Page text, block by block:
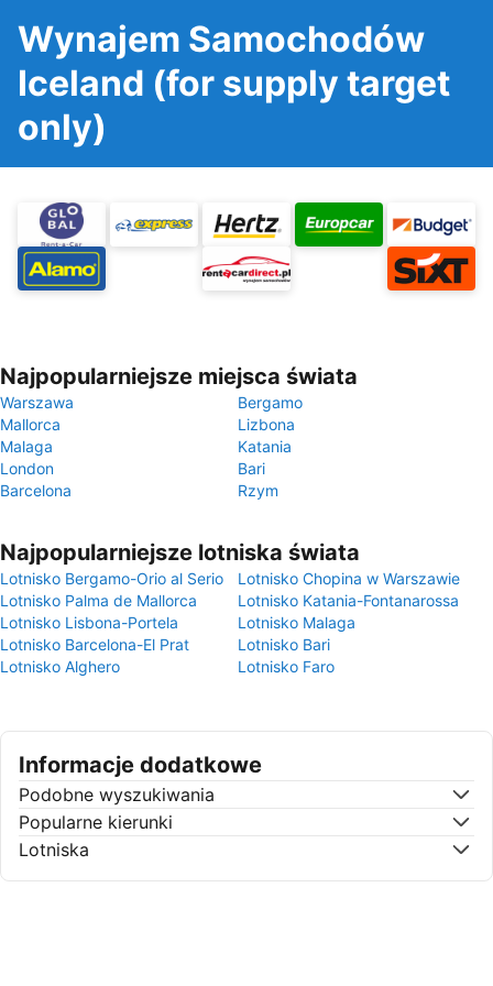
Wynajem Samochodów
Iceland (for supply target
only)
Najpopularniejsze miejsca świata
Warszawa
Bergamo
Mallorca
Lizbona
Malaga
Katania
London
Bari
Barcelona
Rzym
Najpopularniejsze lotniska świata
Lotnisko Bergamo-Orio al Serio
Lotnisko Chopina w Warszawie
Lotnisko Palma de Mallorca
Lotnisko Katania-Fontanarossa
Lotnisko Lisbona-Portela
Lotnisko Malaga
Lotnisko Barcelona-El Prat
Lotnisko Bari
Lotnisko Alghero
Lotnisko Faro
Informacje dodatkowe
Podobne wyszukiwania
Popularne kierunki
Lotniska